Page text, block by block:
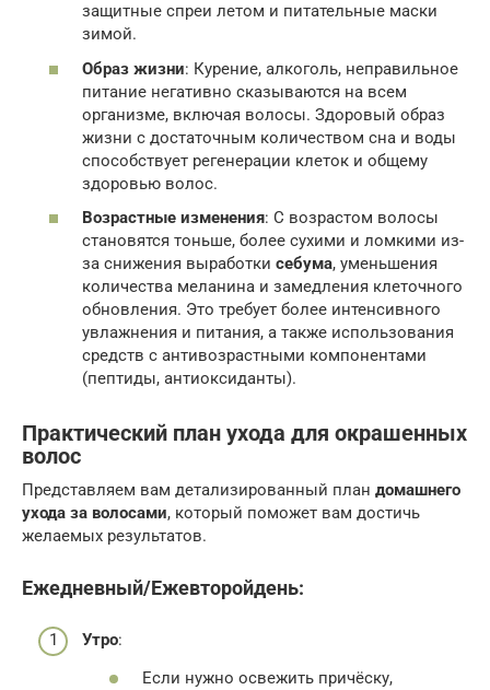
защитные спреи летом и питательные маски
зимой.
Образ жизни: Курение, алкоголь, неправильное
питание негативно сказываются на всем
организме, включая волосы. Здоровый образ
жизни с достаточным количеством сна и воды
способствует регенерации клеток и общему
здоровью волос.
Возрастные изменения: С возрастом волосы
становятся тоньше, более сухими и ломкими из-
за снижения выработки себума, уменьшения
количества меланина и замедления клеточного
обновления. Это требует более интенсивного
увлажнения и питания, а также использования
средств с антивозрастными компонентами
(пептиды, антиоксиданты).
Практический план ухода для окрашенных
волос
Представляем вам детализированный план домашнего
ухода за волосами, который поможет вам достичь
желаемых результатов.
Ежедневный/Ежевторойдень:
Утро:
Если нужно освежить причёску,